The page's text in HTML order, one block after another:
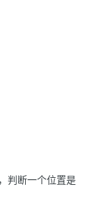
判断一个位置是